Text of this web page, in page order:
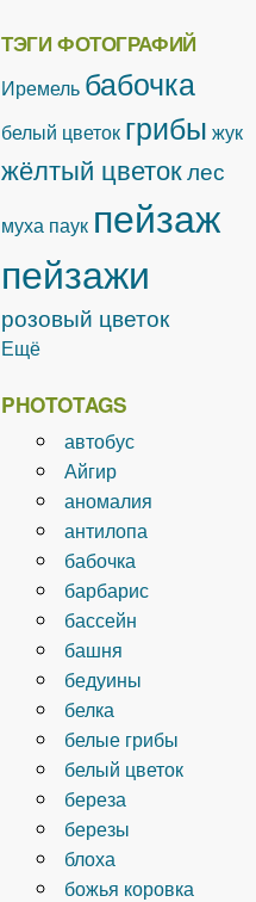
ТЭГИ ФОТОГРАФИЙ
Иремель бабочка
белый цветок грибы жук
жёлтый цветоклес
муха паук пейзаж
пейзажи
розовый цветок
Ещё
PHOTOTAGS
автобус
Айгир
аномалия
антилопа
бабочка
барбарис
бассейн
башня
бедуины
белка
белые грибы
белый цветок
береза
березы
блоха
божья коровка